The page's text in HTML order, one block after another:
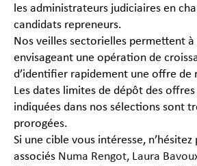
les administrateurs judiciaires en
candidats repreneurs.
Nos veilles sectorielles permettent à
envisageant une opération de
d’identifier rapidement une offre de
Les dates limites de dépôt des offres
indiquées dans nos sélections sont
prorogées.
Si une cible vous intéresse,
associés Numa Rengot, Laura